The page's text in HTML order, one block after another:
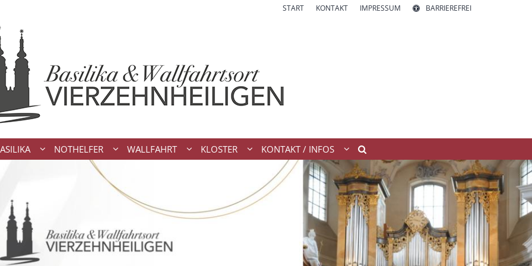
START KONTAKT IMPRESSUM BARRIEREFREI
NOTHELFER WALLFAHRT KLOSTER KONTAKT / INFOS